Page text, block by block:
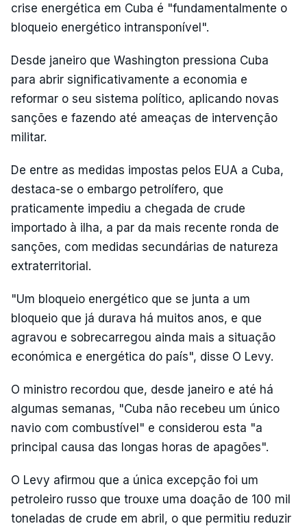
crise energética em Cuba é "fundamentalmente o
bloqueio energético intransponível".
Desde janeiro que Washington pressiona Cuba
para abrir significativamente a economia e
reformar o seu sistema político, aplicando novas
sanções e fazendo até ameaças de intervenção
militar.
De entre as medidas impostas pelos EUA a Cuba,
destaca-se o embargo petrolífero, que
praticamente impediu a chegada de crude
importado à ilha, a par da mais recente ronda de
sanções, com medidas secundárias de natureza
extraterritorial.
"Um bloqueio energético que se junta a um
bloqueio que já durava há muitos anos, e que
agravou e sobrecarregou ainda mais a situação
económica e energética do país", disse O Levy.
O ministro recordou que, desde janeiro e até há
algumas semanas, "Cuba não recebeu um único
navio com combustível" e considerou esta "a
principal causa das longas horas de apagões".
O Levy afirmou que a única excepção foi um
petroleiro russo que trouxe uma doação de 100 mil
toneladas de crude em abril, o que permitiu reduzir